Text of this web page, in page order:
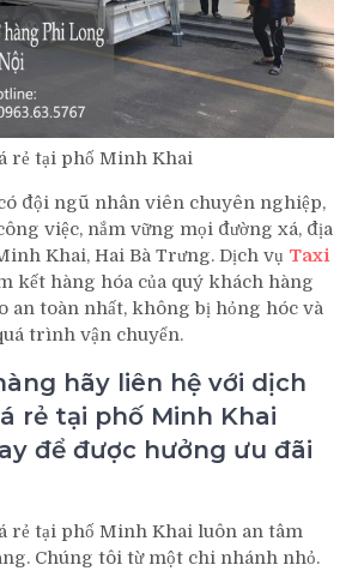
rẻ tại phố Minh Khai
đội ngũ nhân viên chuyên nghiệp,
việc, nắm vững mọi đường xá, địa
Khai, Hai Bà Trưng. Dịch vụ Taxi
kết hàng hóa của quý khách hàng
an toàn nhất, không bị hỏng hóc và
trình vận chuyển.
hãy liên hệ với dịch
rẻ tại phố Minh Khai
để được hưởng ưu đãi
rẻ tại phố Minh Khai luôn an tâm
Chúng tôi từ một chi nhánh nhỏ.